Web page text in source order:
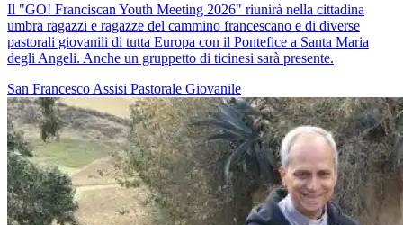
Il "GO! Franciscan Youth Meeting 2026" riunirà nella cittadina
umbra ragazzi e ragazze del cammino francescano e di diverse
pastorali giovanili di tutta Europa con il Pontefice a Santa Maria
degli Angeli. Anche un gruppetto di ticinesi sarà presente.
San Francesco Assisi Pastorale Giovanile